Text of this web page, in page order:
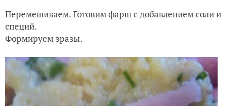
Перемешиваем. Готовим фарш с добавлением соли и
специй.
Формируем зразы.